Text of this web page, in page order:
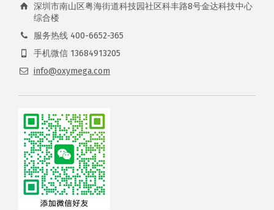
深圳市南山区粤海街道科技园社区科丰路8号金达科技中心
综合楼
服务热线 400-6652-365
手机微信 13684913205
info@oxymega.com